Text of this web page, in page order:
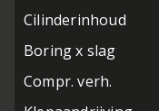
Cilinderinhoud
Boring x slag
Compr. verh.